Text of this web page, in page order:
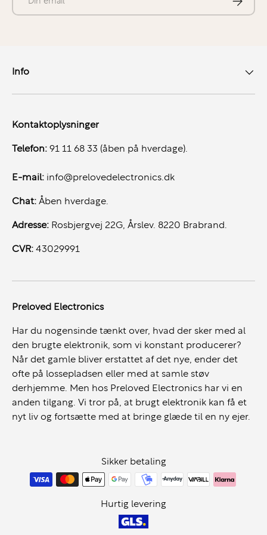
SSD | NVIDIA T550
er et stærkt valg, hvis du leder efter
og mobilitet.
Info
Kontaktoplysninger
Telefon: 91 11 68 33 (åben på hverdage).
E-mail: info@prelovedelectronics.dk
Chat: Åben hverdage.
Adresse: Rosbjergvej 22G, Årslev. 8220 Brabrand.
CVR: 43029991
Preloved Electronics
Har du nogensinde tænkt over, hvad der sker med al
den brugte elektronik, som vi konstant producerer?
Når det gamle bliver erstattet af det nye, ender det
ofte på lossepladsen eller med at samle støv
derhjemme. Men hos Preloved Electronics har vi en
anden tilgang. Vi tror på, at brugt elektronik kan få et
nyt liv og fortsætte med at bringe glæde til en ny ejer.
Sikker betaling
Hurtig levering